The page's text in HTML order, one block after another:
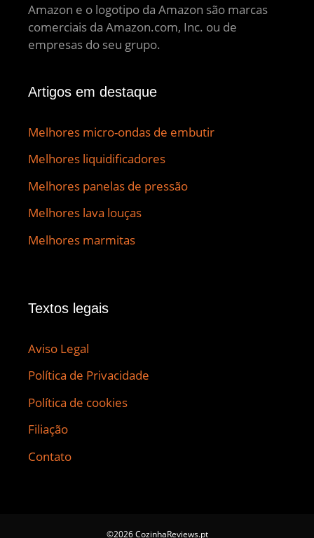
Amazon e o logotipo da Amazon são marcas
comerciais da Amazon.com, Inc. ou de
empresas do seu grupo.
Artigos em destaque
Melhores micro-ondas de embutir
Melhores liquidificadores
Melhores panelas de pressão
Melhores lava louças
Melhores marmitas
Textos legais
Aviso Legal
Política de Privacidade
Política de cookies
Filiação
Contato
©2026 CozinhaReviews.pt